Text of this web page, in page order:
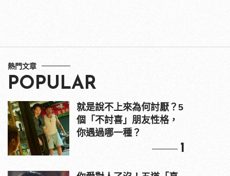
熱門文章
POPULAR
就是說不上來為何討厭？5
個「不討喜」朋友性格，
你遇過哪一種？
1